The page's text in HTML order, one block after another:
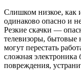
Слишком низкое, как
одинаково опасно и
Резкие скачки —
телевизоры, бытовые
могут перестать
сложная электроника
повреждения,